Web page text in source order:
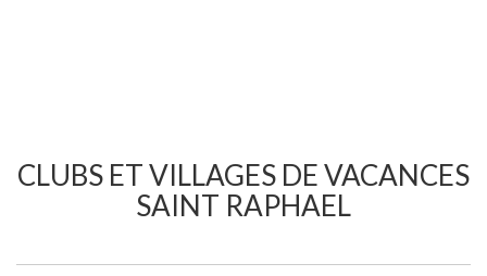
CLUBS ET VILLAGES DE VACANCES
SAINT RAPHAEL